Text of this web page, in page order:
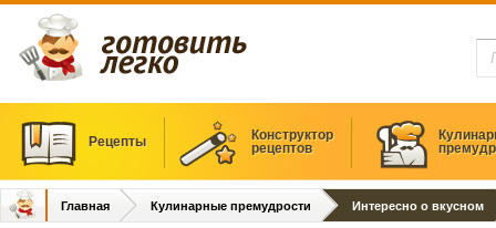
Рецепты
Конструктор
рецептов
Главная Кулинарные премудрости Интересно о вкусном